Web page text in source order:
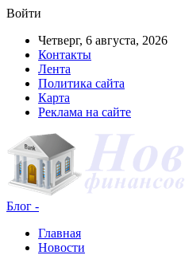
Войти
Четверг, 6 августа, 2026
Контакты
Лента
Политика сайта
Карта
Реклама на сайте
Блог -
Главная
Новости